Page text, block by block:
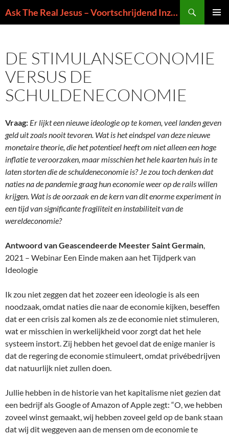
naar
Ask The Real Jesus – Voortschrijdend Inzicht in de Zin van het Leven
DE STIMULANSECONOMIE
VERSUS DE
SCHULDENECONOMIE
Vraag: Er lijkt een nieuwe ideologie op te komen, veel landen geven
geld uit zoals nooit tevoren. Wat is het eindspel van deze nieuwe
monetaire theorie, die het potentieel heeft om niet alleen een hoge
inflatie te veroorzaken, maar misschien het hele kaarten huis in te
laten storten die de schuldeneconomie is? Je zou toch denken dat
naties na de pandemie graag hun economie weer op de rails willen
krijgen. Wat is de oorzaak en de kern van dit enorme experiment in
een tijd van significante fragiliteit en instabiliteit van de
wereldeconomie?
Antwoord van Geascendeerde Meester Saint Germain,
2021 – Webinar Een Einde maken aan het Tijdperk van
Ideologie
Ik zou niet zeggen dat het zozeer een ideologie is als een
noodzaak, omdat naties die naar de economie kijken, beseffen
dat er een crisis zal komen als ze de economie niet stimuleren,
wat er misschien in werkelijkheid voor zorgt dat het hele
systeem instort. Zij hebben het gevoel dat de enige manier is
dat de regering de economie stimuleert, omdat privébedrijven
dat natuurlijk niet zullen doen.
Jullie hebben in de historie van het kapitalisme niet gezien dat
een bedrijf als Google of Amazon of Apple zegt: “O, we hebben
zoveel winst gemaakt, wij hebben zoveel geld op de bank staan
dat wij dit weggeven aan de mensen om de economie te